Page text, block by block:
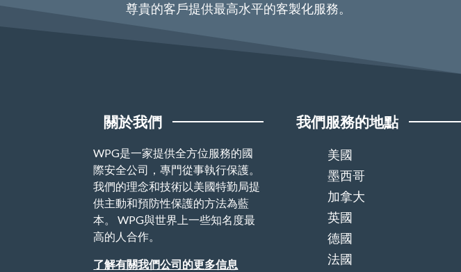
尊貴的客戶提供最高水平的客製化服務。
關於我們
WPG是一家提供全方位服務的國
際安全公司，專門從事執行保護。
我們的理念和技術以美國特勤局提
供主動和預防性保護的方法為藍
本。 WPG與世界上一些知名度最
高的人合作。
了解有關我們公司的更多信息
我們服務的地點
美國
墨西哥
加拿大
英國
德國
法國